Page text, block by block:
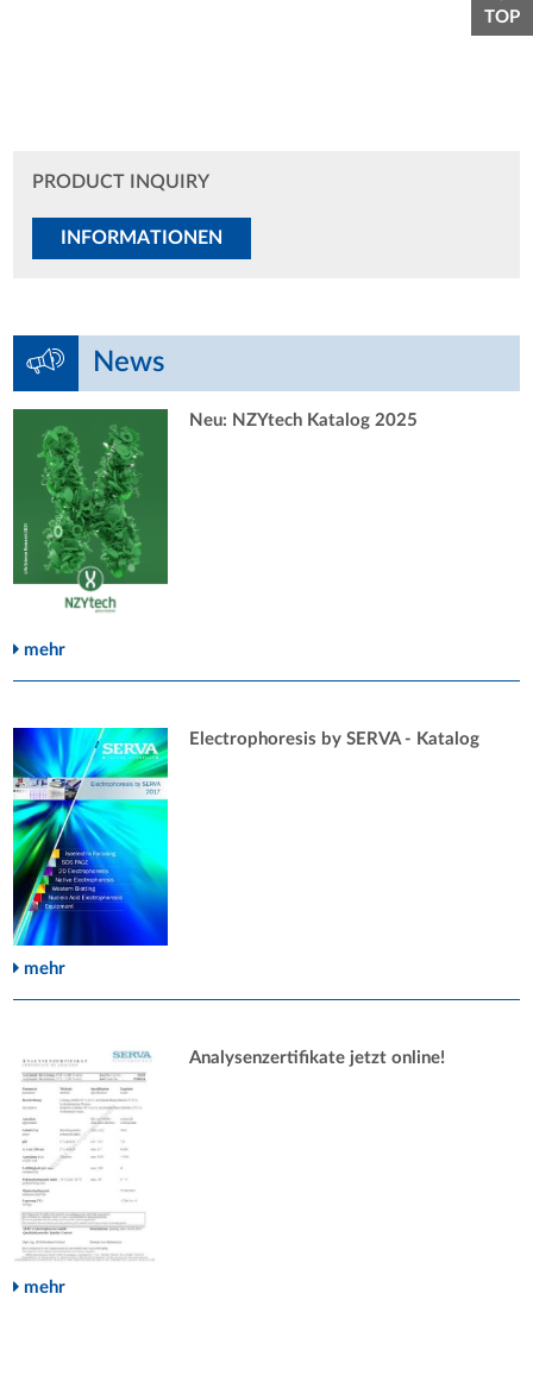
PRODUCT INQUIRY
INFORMATIONEN
News
Neu: NZYtech Katalog 2025
mehr
Electrophoresis by SERVA - Katalog
mehr
Analysenzertifikate jetzt online!
mehr
TOP